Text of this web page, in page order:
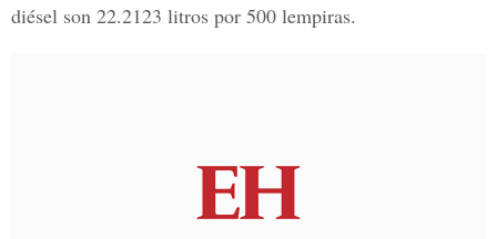
diésel son 22.2123 litros por 500 lempiras.